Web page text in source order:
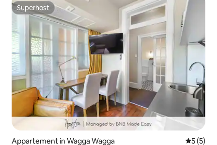
Superhost
Superhost
Appartement in Wagga Wagga 5 (5)